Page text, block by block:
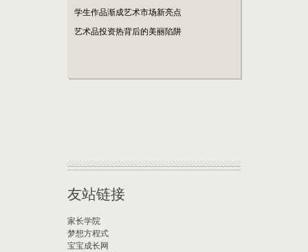
学生作品渐成艺术市场新亮点
艺术品投资热背后的美丽陷阱
友站链接
家长学院
梦想方程式
宝宝成长网